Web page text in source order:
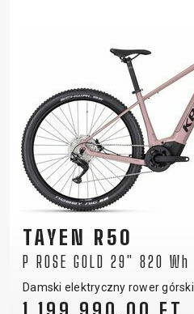
TAYEN R50
P ROSE GOLD 29" 820 Wh
Damski elektryczny rower górski